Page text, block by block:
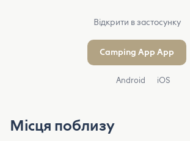
Відкрити в застосунку
Camping App App
Android iOS
Місця поблизу